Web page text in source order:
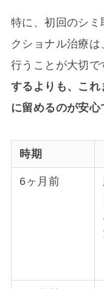
特に、初回のシミ
クショナル治療
行うことが大切で
するよりも、こ
に留めるのが安心
時期
6ヶ月前